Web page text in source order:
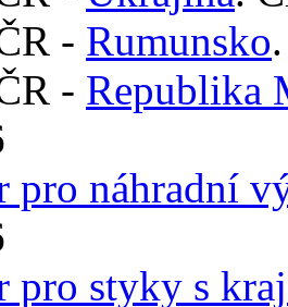
- Rumunsko
- Republika
pro náhradní
pro styky s